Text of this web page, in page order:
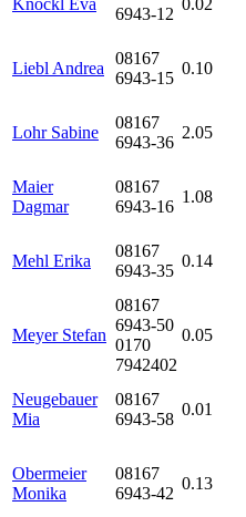
Knöckl Eva
6943-12
0.02
Liebl Andrea
08167
6943-15
0.10
Lohr Sabine
08167
6943-36
2.05
Maier
Dagmar
08167
6943-16
1.08
Mehl Erika
08167
6943-35
0.14
Meyer Stefan
08167
6943-50
0170
7942402
0.05
Neugebauer
Mia
08167
6943-58
0.01
Obermeier
Monika
08167
6943-42
0.13